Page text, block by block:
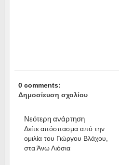
0 comments:
Δημοσίευση σχολίου
Νεότερη ανάρτηση
Δείτε απόσπασμα από την
ομιλία του Γιώργου Βλάχου,
στα Άνω Λιόσια